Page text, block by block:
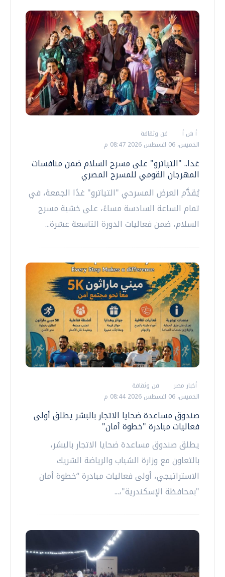
أ ش أ
فن وثقافة
الخميس، 06 اغسطس 2026 08:47 م
غدا.. "التياترو" على مسرح السلام ضمن منافسات
المهرجان القومي للمسرح المصري
يُقدَّم العرض المسرحي "التياترو" غدًا الجمعة، في
تمام الساعة السادسة مساءً، على خشبة مسرح
السلام، ضمن فعاليات الدورة التاسعة عشرة...
أخبار مصر
فن وثقافة
الخميس، 06 اغسطس 2026 08:44 م
صندوق مساعدة ضحايا الاتجار بالبشر يطلق أولى
فعاليات مبادرة "خطوة أمان"
يطلق صندوق مساعدة ضحايا الاتجار بالبشر،
بالتعاون مع وزارة الشباب والرياضة الشريك
الاستراتيجي، أولى فعاليات مبادرة “خطوة أمان
"بمحافظة الإسكندرية"،...